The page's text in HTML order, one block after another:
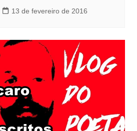
13 de fevereiro de 2016